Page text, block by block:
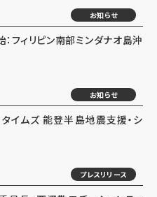
お知らせ
フィリピン南部ミンダナオ島沖
お知らせ
イムズ 能登半島地震支援・シ
プレスリリース